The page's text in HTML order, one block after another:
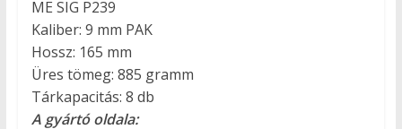
ME SIG P239
Kaliber: 9 mm PAK
Hossz: 165 mm
Üres tömeg: 885 gramm
Tárkapacitás: 8 db
A gyártó oldala: